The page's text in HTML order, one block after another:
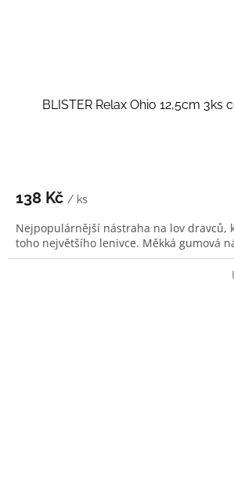
BLISTER Relax Ohio 12,5cm 3ks
138 Kč / ks
Nejpopulárnější nástraha na lov dravců,
toho největšího lenivce. Měkká gumová